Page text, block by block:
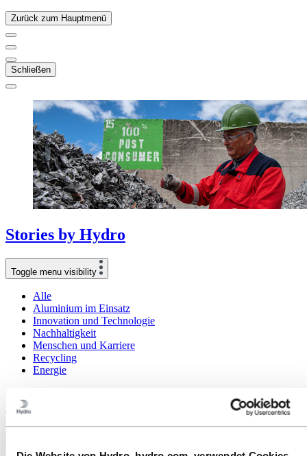
Zurück zum Hauptmenü
Schließen
Stories by Hydro
Toggle menu visibility
Alle
Aluminium im Einsatz
Innovation und Technologie
Nachhaltigkeit
Menschen und Karriere
Recycling
Energie
Nicht jedes Aluminium ist gleich: Um die
Emissionssenkungen zu beschleunigen,
müssen wir den Einsatz von Post-